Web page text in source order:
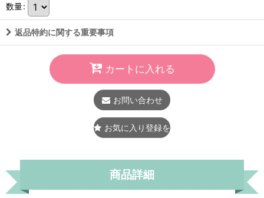
数量:
返品特約に関する重要事項
カートに入れる
お問い合わせ
お気に入り登録をする
商品詳細